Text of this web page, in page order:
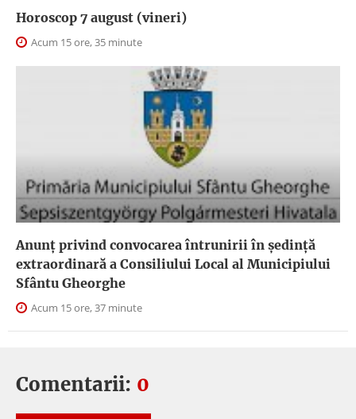
Horoscop 7 august (vineri)
Acum 15 ore, 35 minute
Anunţ privind convocarea întrunirii în şedinţă
extraordinară a Consiliului Local al Municipiului
Sfântu Gheorghe
Acum 15 ore, 37 minute
Comentarii: 0